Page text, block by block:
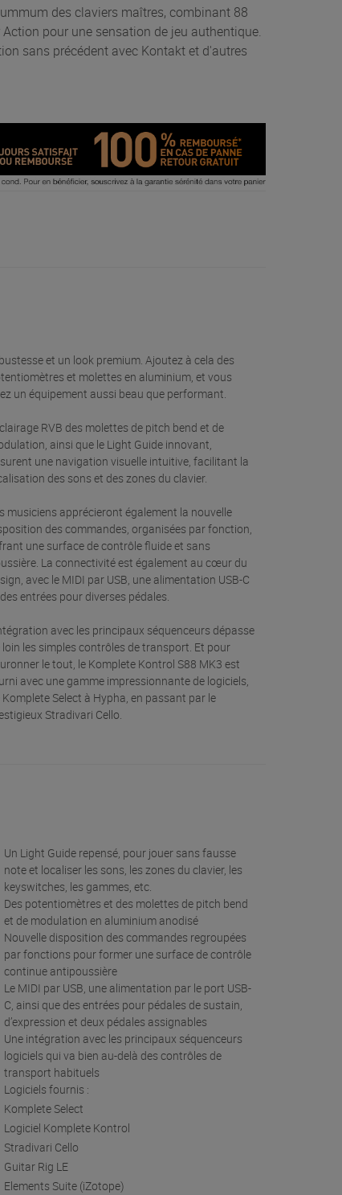
des claviers maîtres, combinant 88
pour une sensation de jeu authentique.
sans précédent avec Kontakt et d'autres
et un look premium. Ajoutez à cela des
et molettes en aluminium, et vous
un équipement aussi beau que performant.
RVB des molettes de pitch bend et de
ainsi que le Light Guide innovant,
une navigation visuelle intuitive, facilitant la
des sons et des zones du clavier.
musiciens apprécieront également la nouvelle
des commandes, organisées par fonction,
une surface de contrôle fluide et sans
La connectivité est également au cœur du
avec le MIDI par USB, une alimentation USB-C
entrées pour diverses pédales.
avec les principaux séquenceurs dépasse
loin les simples contrôles de transport. Et pour
le tout, le Komplete Kontrol S88 MK3 est
avec une gamme impressionnante de logiciels,
Komplete Select à Hypha, en passant par le
Stradivari Cello.
Un Light Guide repensé, pour jouer sans fausse
note et localiser les sons, les zones du clavier, les
keyswitches, les gammes, etc.
Des potentiomètres et des molettes de pitch bend
et de modulation en aluminium anodisé
Nouvelle disposition des commandes regroupées
par fonctions pour former une surface de contrôle
continue antipoussière
Le MIDI par USB, une alimentation par le port USB-
C, ainsi que des entrées pour pédales de sustain,
d’expression et deux pédales assignables
Une intégration avec les principaux séquenceurs
logiciels qui va bien au-delà des contrôles de
transport habituels
Logiciels fournis :
Komplete Select
Logiciel Komplete Kontrol
Stradivari Cello
Guitar Rig LE
Elements Suite (iZotope)